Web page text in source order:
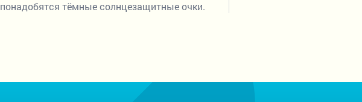
понадобятся тёмные солнцезащитные очки.